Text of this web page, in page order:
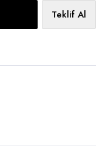
Teklif Al